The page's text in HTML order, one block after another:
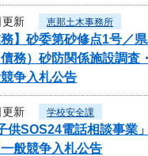
新 恵那土木事務所
務】砂委第砂修点1号／
債務）砂防関係施設調査
争入札公告
新 学校安全課
供SOS24電話相談事業
般競争入札公告